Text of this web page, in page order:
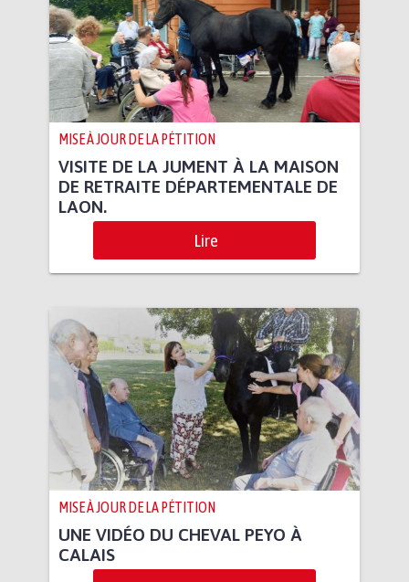
MISE À JOUR DE LA PÉTITION
VISITE DE LA JUMENT À LA MAISON
DE RETRAITE DÉPARTEMENTALE DE
LAON.
Lire
MISE À JOUR DE LA PÉTITION
UNE VIDÉO DU CHEVAL PEYO À
CALAIS